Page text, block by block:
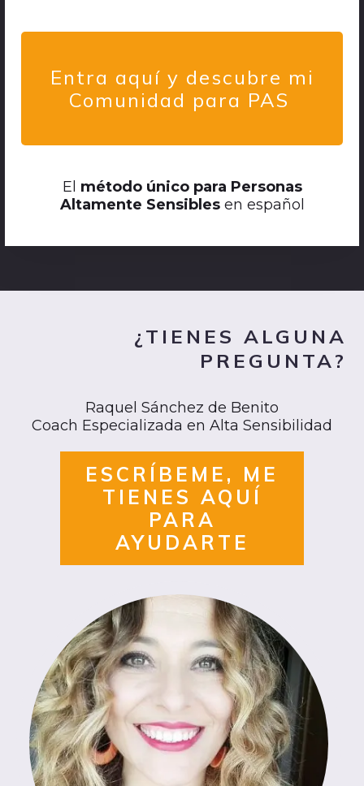
Entra aquí y descubre mi
Comunidad para PAS
El método único para Personas
Altamente Sensiblesen español
¿TIENES ALGUNA
PREGUNTA?
Raquel Sánchez de Benito
Coach Especializada en Alta Sensibilidad
ESCRÍBEME, ME
TIENES AQUÍ
PARA
AYUDARTE